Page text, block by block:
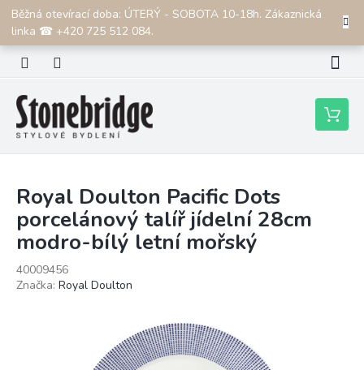
Přejít
obsah
Běžná otevírací doba: ÚTERÝ - SOBOTA 10-18h. Zákaznická
linka ☎ +420 725 512 084.
CZK
Nákupní
košík
Royal Doulton Pacific Dots
porcelánový talíř jídelní 28cm
modro-bílý letní mořský
40009456
Značka: Royal Doulton